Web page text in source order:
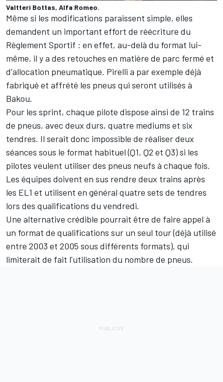
Valtteri Bottas, Alfa Romeo.
Même si les modifications paraissent simple, elles
demandent un important effort de réécriture du
Règlement Sportif : en effet, au-delà du format lui-
même, il y a des retouches en matière de parc fermé et
d'allocation pneumatique. Pirelli a par exemple déjà
fabriqué et affrété les pneus qui seront utilisés à
Bakou.
Pour les sprint, chaque pilote dispose ainsi de 12 trains
de pneus, avec deux durs, quatre mediums et six
tendres. Il serait donc impossible de réaliser deux
séances sous le format habituel (Q1, Q2 et Q3) si les
pilotes veulent utiliser des pneus neufs à chaque fois.
Les équipes doivent en sus rendre deux trains après
les EL1 et utilisent en général quatre sets de tendres
lors des qualifications du vendredi.
Une alternative crédible pourrait être de faire appel à
un format de qualifications sur un seul tour (déjà utilisé
entre 2003 et 2005 sous différents formats), qui
limiterait de fait l'utilisation du nombre de pneus.